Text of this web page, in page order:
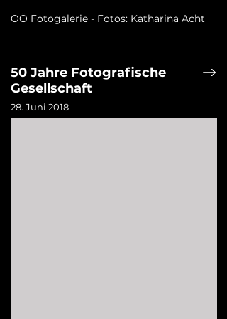
50 Jahre Fotografische
Gesellschaft
OÖ Fotogalerie - Fotos: Katharina Acht
28. Juni 2018